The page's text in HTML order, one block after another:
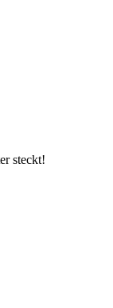
steckt!